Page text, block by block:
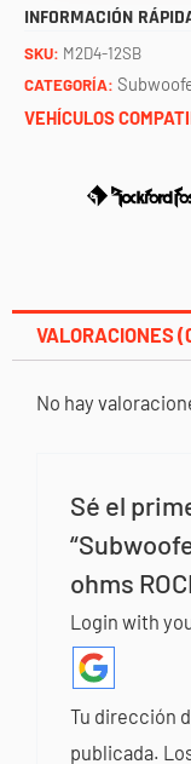
4
ohms
FOSGATE
INFORMACIÓN
SKU: M2D4-12SB
CATEGORÍA:
VEHÍCULOS
VALORACIONES
No hay
Sé el
ohms
Login with
Tu dirección
publicada.